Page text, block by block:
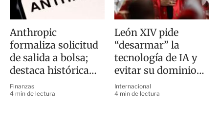
Anthropic
formaliza solicitud
de salida a bolsa;
destaca histórica
carrera en Wall
Street
Finanzas
4 min de lectura
León XIV pide
“desarmar” la
tecnología de IA y
evitar su dominio
sobre el ser humano
Internacional
4 min de lectura